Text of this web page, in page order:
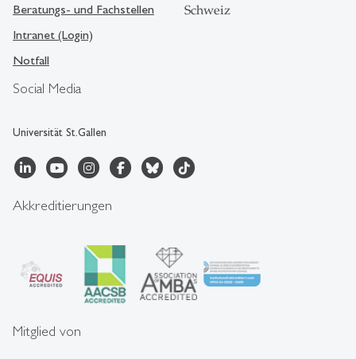
Social Media
Universität St.Gallen
Beratungs- und Fachstellen
Intranet (Login)
Notfall
Schweiz
Akkreditierungen
Mitglied von